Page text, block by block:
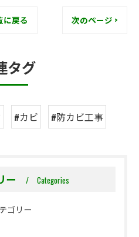
に戻る 次のページ >
タグ
#カビ #防カビ工事
ー Categories
ゴリー